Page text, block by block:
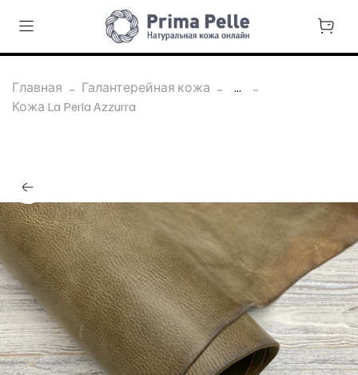
Главная Галантерейная кожа
...
Кожа La Perla Azzurra